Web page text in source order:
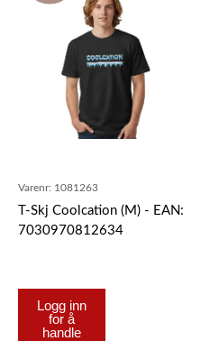
Varenr: 1081263
T-Skj Coolcation (M) - EAN:
7030970812634
Logg inn
for å
handle